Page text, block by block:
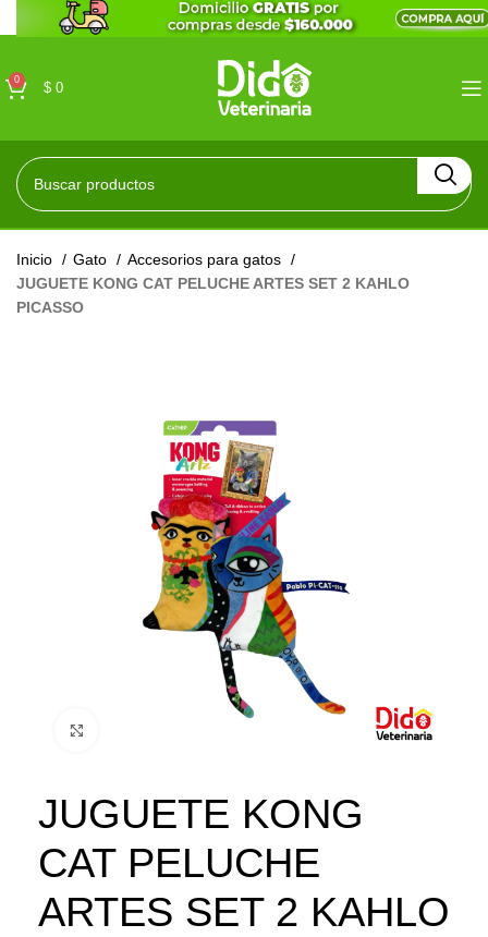
0
$ 0
Inicio Gato
Accesorios para gatos
JUGUETE KONG CAT PELUCHE ARTES SET 2 KAHLO
PICASSO
JUGUETE KONG
CAT PELUCHE
ARTES SET 2 KAHLO